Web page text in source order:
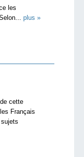
les
plus »
cette
Français